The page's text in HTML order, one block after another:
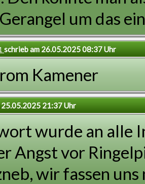
um das
schrieb am 26.05.2025 08:37 Uhr
Kamener
25.05.2025 21:37 Uhr
wurde an alle
Angst vor
wir fassen